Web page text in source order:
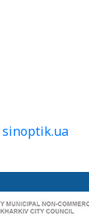
sinoptik.ua